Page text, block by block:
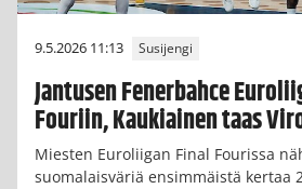
9.5.2026 11:13 Susijengi
Jantusen Fenerbahce
Fouriin, Kaukiainen taas
Miesten Euroliigan Final Fourissa
suomalaisväriä ensimmäistä kertaa